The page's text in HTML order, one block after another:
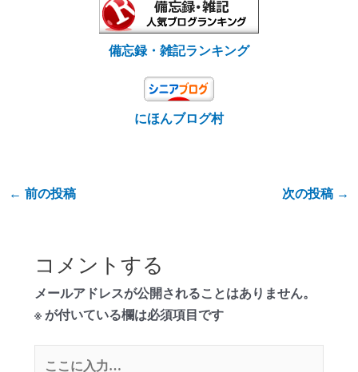
備忘録・雑記ランキング
にほんブログ村
← 前の投稿 次の投稿 →
コメントする
メールアドレスが公開されることはありません。
※が付いている欄は必須項目です